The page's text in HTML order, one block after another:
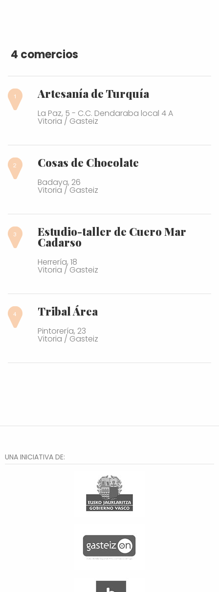
4 comercios
Artesanía de Turquía
La Paz, 5 - C.C. Dendaraba local 4 A
Vitoria / Gasteiz
Cosas de Chocolate
Badaya, 26
Vitoria / Gasteiz
Estudio-taller de Cuero Mar
Cadarso
Herrería, 18
Vitoria / Gasteiz
Tribal Área
Pintorería, 23
Vitoria / Gasteiz
UNA INICIATIVA DE: